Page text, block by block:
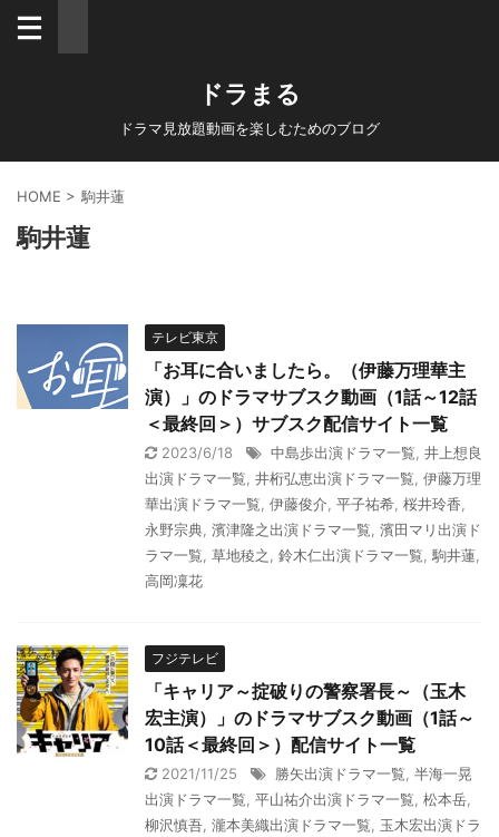
ドラまる
ドラマ見放題動画を楽しむためのブログ
HOME > 駒井蓮
駒井蓮
テレビ東京
「お耳に合いましたら。（伊藤万理華主
演）」のドラマサブスク動画（1話～12話
＜最終回＞）サブスク配信サイト一覧
2023/6/18 中島歩出演ドラマ一覧 井上想良
出演ドラマ一覧 井桁弘恵出演ドラマ一覧 伊藤万理
華出演ドラマ一覧 伊藤俊介 平子祐希 桜井玲香
永野宗典 濱津隆之出演ドラマ一覧 濱田マリ出演ド
ラマ一覧 草地稜之 鈴木仁出演ドラマ一覧 駒井蓮
高岡凜花
フジテレビ
「キャリア～掟破りの警察署長～（玉木
宏主演）」のドラマサブスク動画（1話～
10話＜最終回＞）配信サイト一覧
2021/11/25 勝矢出演ドラマ一覧 半海一晃
出演ドラマ一覧 平山祐介出演ドラマ一覧 松本岳
柳沢慎吾 瀧本美織出演ドラマ一覧
玉木宏出演ドラ